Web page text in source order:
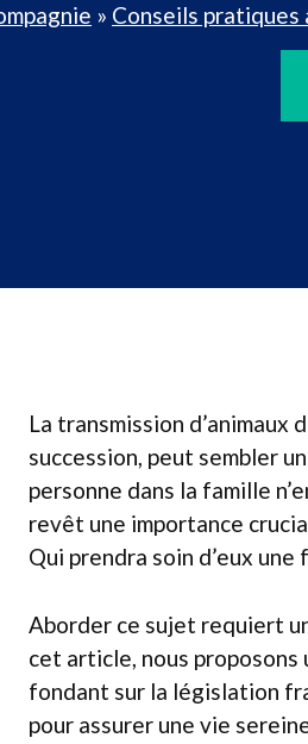
» Conseils pratiques
La transmission d’animaux
succession, peut sembler
personne dans la famille
revêt une importance
Qui prendra soin d’eux
Aborder ce sujet requiert
cet article, nous
fondant sur la législation
pour assurer une vie